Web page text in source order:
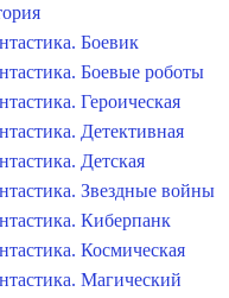
Боевик
Боевые роботы
Героическая
Детективная
Детская
Звездные войны
Киберпанк
Космическая
Магический